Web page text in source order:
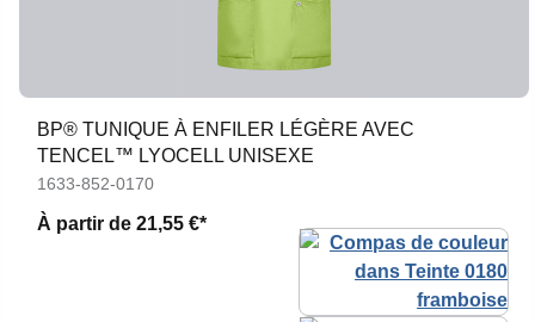
BP® TUNIQUE À ENFILER LÉGÈRE AVEC
TENCEL™ LYOCELL UNISEXE
1633-852-0170
À partir de 21,55 €*